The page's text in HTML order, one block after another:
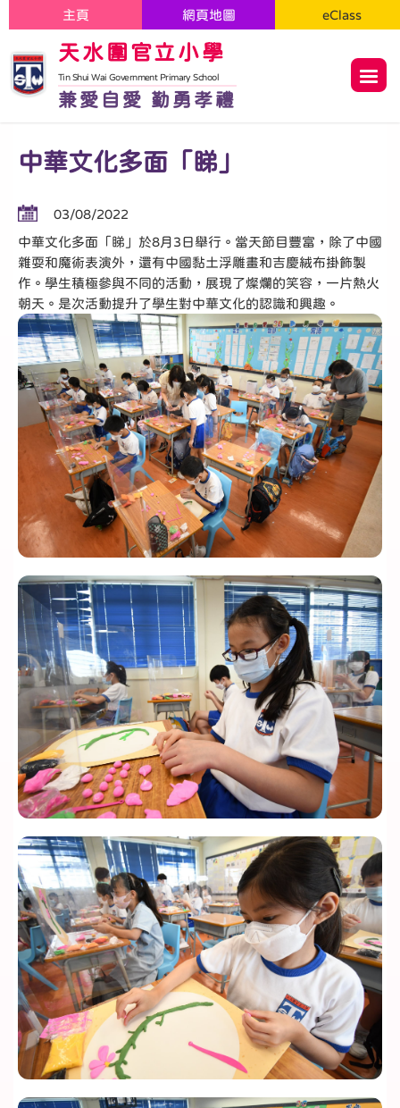
天水圍官立小學
Tin Shui Wai Government Primary School
兼愛自愛 勤勇孝禮
主頁 網頁地圖 eClass
中華文化多面「睇」
03/08/2022
中華文化多面「睇」於8月3日舉行。當天節目豐富，除了中國
雜耍和魔術表演外，還有中國黏土浮雕畫和吉慶絨布掛飾製
作。學生積極參與不同的活動，展現了燦爛的笑容，一片熱火
朝天。是次活動提升了學生對中華文化的認識和興趣。